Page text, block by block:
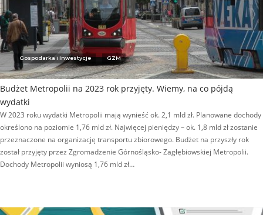
Gospodarka i Inwestycje GZM
Budżet Metropolii na 2023 rok przyjęty. Wiemy, na co pójdą
wydatki
W 2023 roku wydatki Metropolii mają wynieść ok. 2,1 mld zł. Planowane dochody
określono na poziomie 1,76 mld zł. Najwięcej pieniędzy – ok. 1,8 mld zł zostanie
przeznaczone na organizację transportu zbiorowego. Budżet na przyszły rok
został przyjęty przez Zgromadzenie Górnośląsko- Zagłębiowskiej Metropolii.
Dochody Metropolii wyniosą 1,76 mld zł…